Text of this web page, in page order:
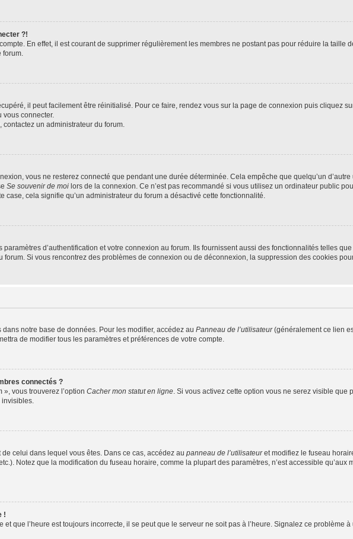
?!
En effet, il est courant de supprimer régulièrement les membres ne postant pas pour réduire la taille
forum.
il peut facilement être réinitialisé. Pour ce faire, rendez vous sur la page de connexion puis cliquez
vous connecter.
un administrateur du forum.
vous ne resterez connecté que pendant une durée déterminée. Cela empêche que quelqu’un
Se souvenir de moi lors de la connexion. Ce n’est pas recommandé si vous utilisez un ordinateur public
cela signifie qu’un administrateur du forum a désactivé cette fonctionnalité.
d’authentification et votre connexion au forum. Ils fournissent aussi des fonctionnalités telles
Si vous rencontrez des problèmes de connexion ou de déconnexion, la suppression des cookies
notre base de données. Pour les modifier, accédez au Panneau de l’utilisateur(généralement ce lien
de modifier tous les paramètres et préférences de votre compte.
connectés ?
vous trouverez l’option Cacher mon statut en ligne. Si vous activez cette option vous ne serez visible que
invisibles.
celui dans lequel vous êtes. Dans ce cas, accédez au panneau de l’utilisateuret modifiez le fuseau
Notez que la modification du fuseau horaire, comme la plupart des paramètres, n’est accessible qu’aux
!
que l’heure est toujours incorrecte, il se peut que le serveur ne soit pas à l’heure. Signalez ce problème